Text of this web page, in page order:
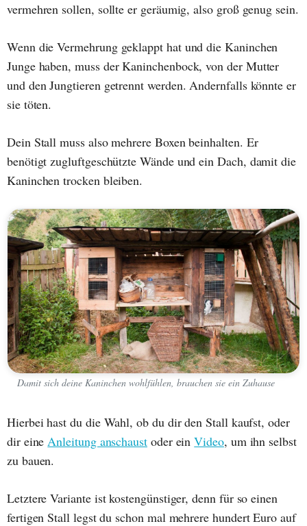
vermehren sollen, sollte er geräumig, also groß genug sein.
Wenn die Vermehrung geklappt hat und die Kaninchen
Junge haben, muss der Kaninchenbock, von der Mutter
und den Jungtieren getrennt werden. Andernfalls könnte er
sie töten.
Dein Stall muss also mehrere Boxen beinhalten. Er
benötigt zugluftgeschützte Wände und ein Dach, damit die
Kaninchen trocken bleiben.
Damit sich deine Kaninchen wohlfühlen, brauchen sie ein Zuhause
Hierbei hast du die Wahl, ob du dir den Stall kaufst, oder
dir eineAnleitung anschaust oder einVideo, um ihn selbst
zu bauen.
Letztere Variante ist kostengünstiger, denn für so einen
fertigen Stall legst du schon mal mehrere hundert Euro auf